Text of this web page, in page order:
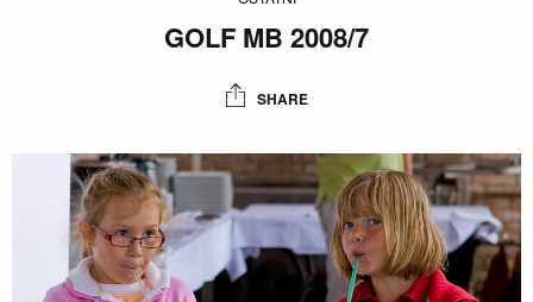
GOLF MB 2008/7
SHARE